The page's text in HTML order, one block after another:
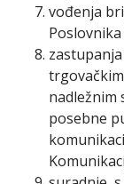
vođenja
nadležnim
posebne